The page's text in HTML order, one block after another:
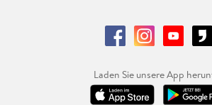
Laden Sie unsere App